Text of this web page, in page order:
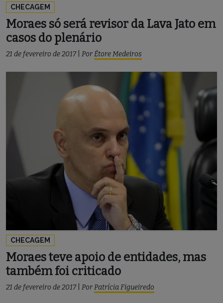
CHECAGEM
Moraes só será revisor da Lava Jato em
casos do plenário
21 de fevereiro de 2017 PorÉtore Medeiros
CHECAGEM
Moraes teve apoio de entidades, mas
também foi criticado
21 de fevereiro de 2017 PorPatrícia Figueiredo